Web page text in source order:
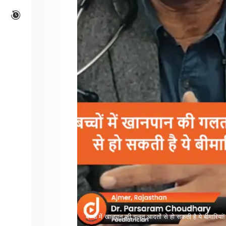
बच्चों में खानपान की गलत आदतों से हो सकती है ये बीमारियां!